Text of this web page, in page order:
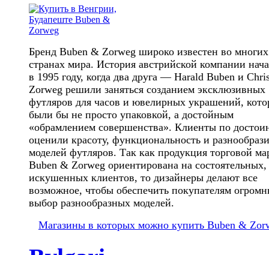
Бренд Buben & Zorweg широко известен во многих
странах мира. История австрийской компании
в 1995 году, когда два друга — Harald Buben и
Zorweg решили заняться созданием эксклюзивных
футляров для часов и ювелирных украшений,
были бы не просто упаковкой, а достойным
«обрамлением совершенства». Клиенты по
оценили красоту, функциональность и
моделей футляров. Так как продукция торговой
Buben & Zorweg ориентирована на состоятельных,
искушенных клиентов, то дизайнеры делают все
возможное, чтобы обеспечить покупателям
выбор разнообразных моделей.
Магазины в которых можно купить Buben &